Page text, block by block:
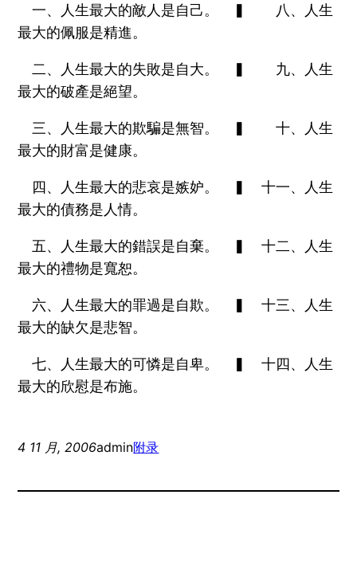
一、人生最大的敵人是自己。 ▍ 八、人生
最大的佩服是精進。
二、人生最大的失敗是自大。 ▍ 九、人生
最大的破產是絕望。
三、人生最大的欺騙是無智。 ▍ 十、人生
最大的財富是健康。
四、人生最大的悲哀是嫉妒。 ▍ 十一、人生
最大的債務是人情。
五、人生最大的錯誤是自棄。 ▍ 十二、人生
最大的禮物是寬恕。
六、人生最大的罪過是自欺。 ▍ 十三、人生
最大的缺欠是悲智。
七、人生最大的可憐是自卑。 ▍ 十四、人生
最大的欣慰是布施。
4 11 月, 2006admin附录